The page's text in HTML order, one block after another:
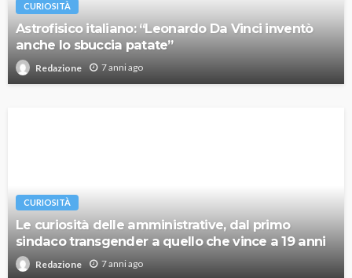
CURIOSITÀ
Astrofisico italiano: “Leonardo Da Vinci inventò
anche lo sbuccia patate”
Redazione 7 anni ago
CURIOSITÀ
Le curiosità delle amministrative, dal primo
sindaco transgender a quello che vince a 19 anni
Redazione 7 anni ago